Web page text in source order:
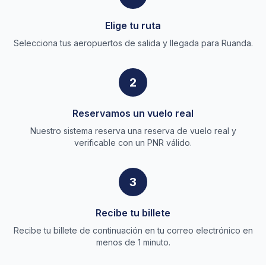
Elige tu ruta
Selecciona tus aeropuertos de salida y llegada para Ruanda.
2
Reservamos un vuelo real
Nuestro sistema reserva una reserva de vuelo real y
verificable con un PNR válido.
3
Recibe tu billete
Recibe tu billete de continuación en tu correo electrónico en
menos de 1 minuto.